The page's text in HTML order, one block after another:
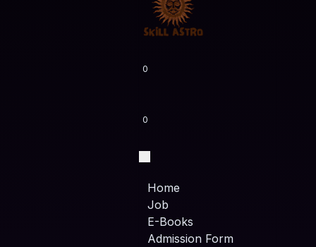
0
0
Home
Job
E-Books
Admission Form